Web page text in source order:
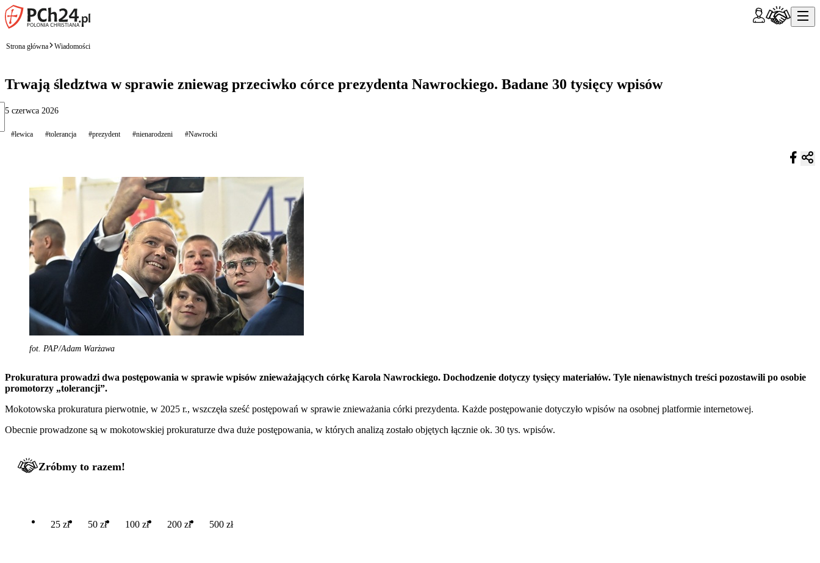
Strona główna Wiadomości
Trwają śledztwa w sprawie zniewag przeciwko córce prezydenta Nawrockiego. Badane 30 tysięcy wpisów
5 czerwca 2026
#lewica #tolerancja #prezydent #nienarodzeni #Nawrocki
fot. PAP/Adam Warżawa
Prokuratura prowadzi dwa postępowania w sprawie wpisów znieważających córkę Karola Nawrockiego. Dochodzenie dotyczy tysięcy materiałów. Tyle nienawistnych treści pozostawili po osobie
promotorzy „tolerancji”.
Mokotowska prokuratura pierwotnie, w 2025 r., wszczęła sześć postępowań w sprawie znieważania córki prezydenta. Każde postępowanie dotyczyło wpisów na osobnej platformie internetowej.
Obecnie prowadzone są w mokotowskiej prokuraturze dwa duże postępowania, w których analizą zostało objętych łącznie ok. 30 tys. wpisów.
Zróbmy to razem!
25 zł 50 zł 100 zł 200 zł 500 zł